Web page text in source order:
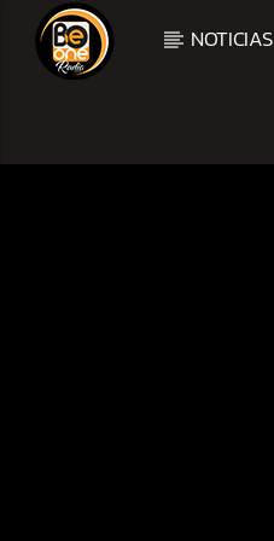
NOTICIAS